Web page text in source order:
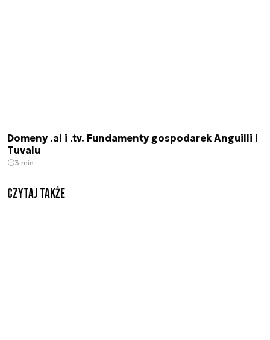
Domeny .ai i .tv. Fundamenty gospodarek Anguilli i
Tuvalu
3 min.
Czytaj także